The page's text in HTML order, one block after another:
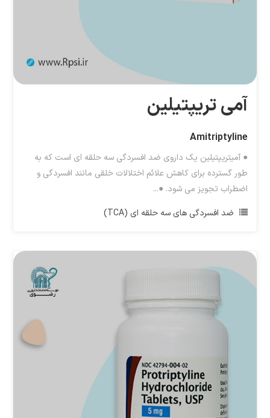
آمی تریپتیلین
Amitriptyline
● آمیتریپتیلین یک داروی ضد افسردگی سه حلقه ای است که به
طور گسترده برای کاهش علائم اختلالات خلقی مانند افسردگی و
اضطراب تجویز می شود. ●...
ضد افسردگی های سه حلقه ای (TCA)